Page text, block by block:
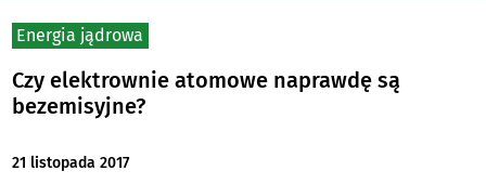
Energia jądrowa
Czy elektrownie atomowe naprawdę są
bezemisyjne?
21 listopada 2017